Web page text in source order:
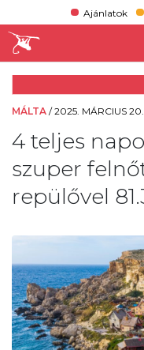
Ajánlatok
MÁLTA /2025. MÁRCIUS
4 teljes
szuper
repülővel